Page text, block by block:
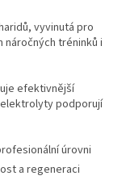
vyvinutá pro
náročných tréninků i
efektivnější
podporují
úrovni
a regeneraci